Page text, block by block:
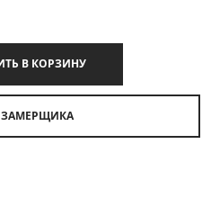
ДОБАВИТЬ В КОРЗИНУ
ВЫЗВАТЬ ЗАМЕРЩИКА